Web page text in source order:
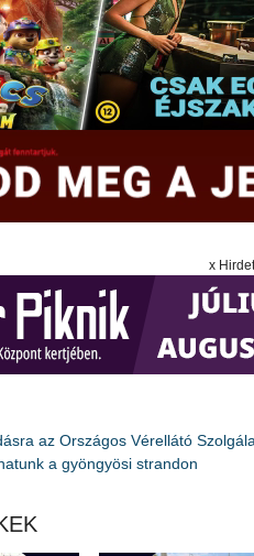
x
az Országos Vérellátó
a gyöngyösi strandon